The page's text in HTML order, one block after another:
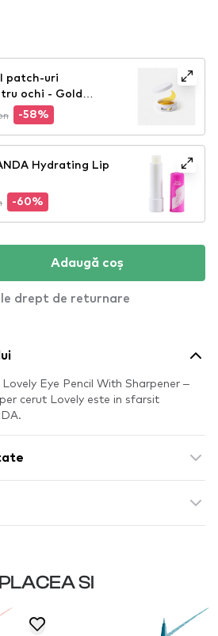
patch-uri
ochi - Gold
-58%
Hydrating Lip
-60%
Adaugă coș
drept de returnare
Eye Pencil With Sharpener –
cerut Lovely este in sfarsit
SI